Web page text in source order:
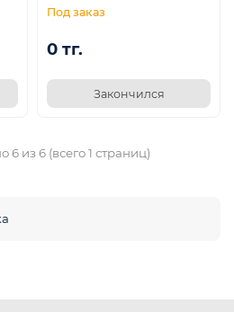
0 тг.
Закончился
6 из 6 (всего 1 страниц)